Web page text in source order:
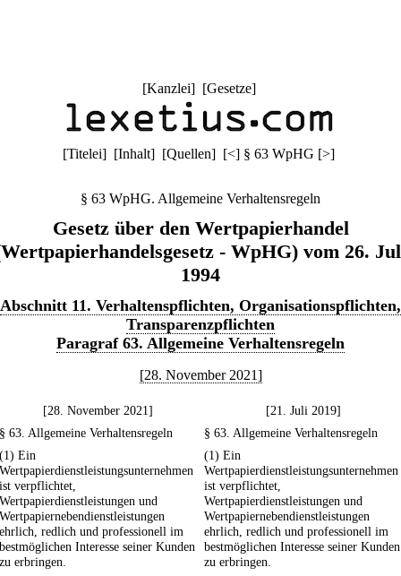
[Kanzlei] [Gesetze]
[Titelei] [Inhalt] [Quellen] [<] § 63 WpHG [>]
§ 63 WpHG. Allgemeine Verhaltensregeln
Gesetz über den Wertpapierhandel
- WpHG) vom 26.
1994
Abschnitt 11. Verhaltenspflichten, Organisationspflichten,
Transparenzpflichten
Paragraf 63. Allgemeine Verhaltensregeln
[28. November 2021]
[28. November 2021]
[21. Juli 2019]
§ 63. Allgemeine Verhaltensregeln
§ 63. Allgemeine Verhaltensregeln
(1) Ein
Wertpapierdienstleistungsunternehmen
ist verpflichtet,
Wertpapierdienstleistungen und
Wertpapiernebendienstleistungen
ehrlich, redlich und professionell im
bestmöglichen Interesse seiner Kunden
zu erbringen.
(1) Ein
Wertpapierdienstleistungsunternehmen
ist verpflichtet,
Wertpapierdienstleistungen und
Wertpapiernebendienstleistungen
ehrlich, redlich und professionell im
bestmöglichen Interesse seiner Kunden
zu erbringen.